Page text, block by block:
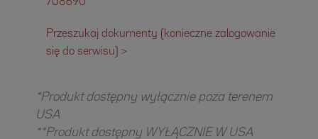
Przeszukaj dokumenty (konieczne zalogowanie
się do serwisu) >
*Produkt dostępny wyłącznie poza terenem
USA
**Produkt dostępny WYŁĄCZNIE W USA